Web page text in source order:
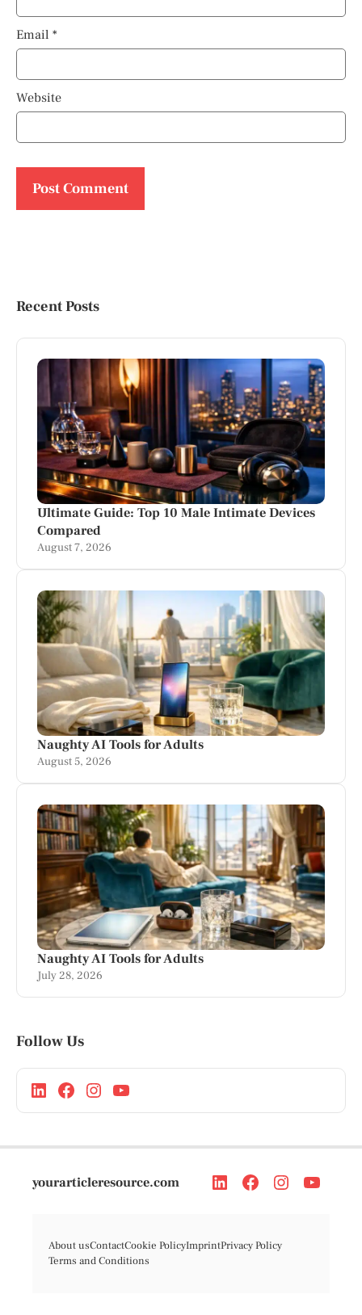
Email *
Website
Recent Posts
Ultimate Guide: Top 10 Male Intimate Devices
Compared
August 7, 2026
Naughty AI Tools for Adults
August 5, 2026
Naughty AI Tools for Adults
July 28, 2026
Follow Us
yourarticleresource.com
About usContactCookie PolicyImprintPrivacy Policy
Terms and Conditions